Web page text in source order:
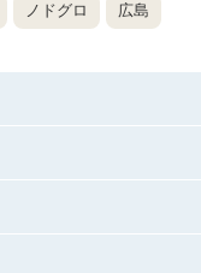
ノドグロ 広島